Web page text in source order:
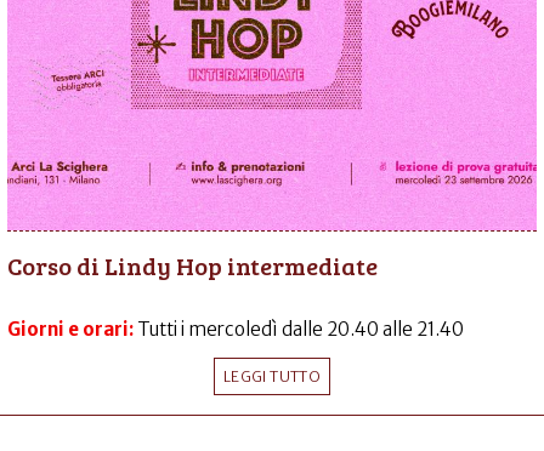
Corso di Lindy Hop intermediate
Giorni e orari: Tutti i mercoledì dalle 20.40 alle 21.40
LEGGI TUTTO